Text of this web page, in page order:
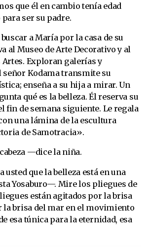
que él en cambio tenía edad
ser su padre.
a María por la casa de su
al Museo de Arte Decorativo y al
Artes. Exploran galerías y
señor Kodama transmite su
enseña a su hija a mirar. Un
qué es la belleza. Él reserva su
fin de semana siguiente. Le regala
una lámina de la escultura
de Samotracia».
—dice la niña.
usted que la belleza está en una
Yosaburo—. Mire los pliegues de
están agitados por la brisa
la brisa del mar en el movimiento
esa túnica para la eternidad, esa